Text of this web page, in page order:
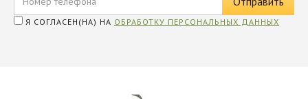
Я СОГЛАСЕН(НА) НА ОБРАБОТКУ ПЕРСОНАЛЬНЫХ ДАННЫХ